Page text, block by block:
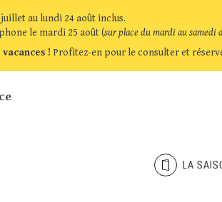
juillet au lundi 24 août inclus.
le mardi 25 août (sur place du mardi au samedi
! Profitez-en pour le consulter et
LA